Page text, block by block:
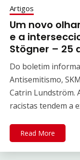
Artigos
Um novo
e a
Stögner – 25
Do boletim
Antisemitismo,
Catrin Lundström.
racistas tendem a
Read More